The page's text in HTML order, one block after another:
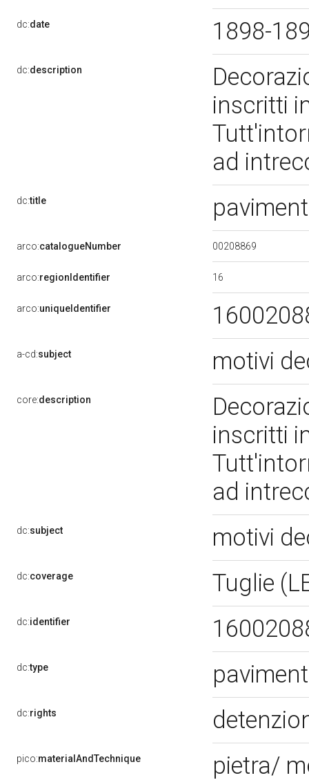
dc:date 1898-
dc:description
inscritti
ad
dc:title
arco:catalogueNumber 00208869
arco:regionIdentifier 16
arco:uniqueIdentifier
a-cd:subject motivi
core:description
inscritti
ad
dc:subject motivi
dc:coverage Tuglie
dc:identifier
dc:type
dc:rights
pico:materialAndTechnique pietra/